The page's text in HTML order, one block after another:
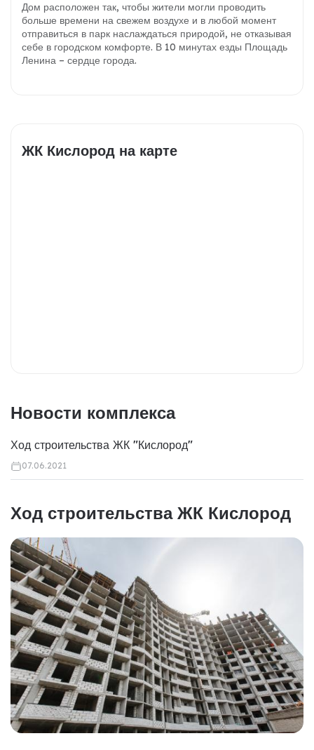
Дом расположен так, чтобы жители могли проводить
больше времени на свежем воздухе и в любой момент
отправиться в парк наслаждаться природой, не отказывая
себе в городском комфорте. В 10 минутах езды Площадь
Ленина – сердце города.
ЖК Кислород на карте
Новости комплекса
Ход строительства ЖК "Кислород"
07.06.2021
Ход строительства ЖК Кислород